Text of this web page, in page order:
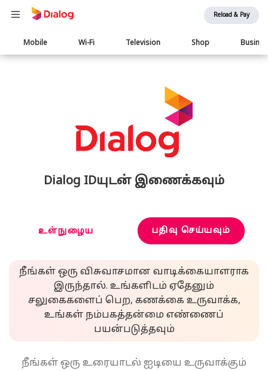
Reload & Pay
Main
navigation
Mobile Wi-Fi Television Shop
Dialog IDயுடன் இணைக்கவும்
உள்நுழைய பதிவு செய்யவும்
நீங்கள் ஒரு விசுவாசமான வாடிக்கையாளராக
இருந்தால். உங்களிடம் ஏதேனும்
சலுகைகளைப் பெற, கணக்கை உருவாக்க,
உங்கள் நம்பகத்தன்மை எண்ணைப்
பயன்படுத்தவும்
நீங்கள் ஒரு உரையாடல் ஐடியை உருவாக்கும்